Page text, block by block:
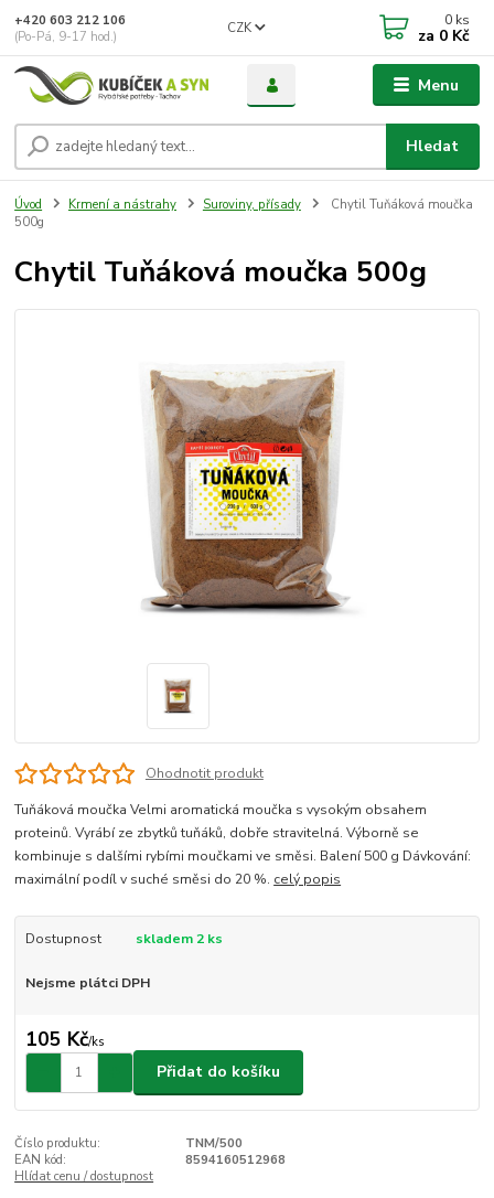
Menu
CZK
Hledat
+420 603 212 106
(Po-Pá, 9-17 hod.)
0 ks
za 0 Kč
Úvod Krmení a nástrahy Suroviny, přísady
Chytil Tuňáková moučka
500g
Chytil Tuňáková moučka 500g
Ohodnotit produkt
Tuňáková moučka Velmi aromatická moučka s vysokým obsahem
proteinů. Vyrábí ze zbytků tuňáků, dobře stravitelná. Výborně se
kombinuje s dalšími rybími moučkami ve směsi. Balení 500 g Dávkování:
maximální podíl v suché směsi do 20 %. celý popis
Dostupnost skladem 2 ks
Nejsme plátci DPH
105 Kč/ks
Přidat do košíku
Číslo produktu:
TNM/500
EAN kód:
8594160512968
Hlídat cenu / dostupnost